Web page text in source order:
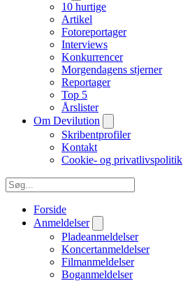
10 hurtige
Artikel
Fotoreportager
Interviews
Konkurrencer
Morgendagens stjerner
Reportager
Top 5
Årslister
Om Devilution
Skribentprofiler
Kontakt
Cookie- og privatlivspolitik
Forside
Anmeldelser
Pladeanmeldelser
Koncertanmeldelser
Filmanmeldelser
Boganmeldelser